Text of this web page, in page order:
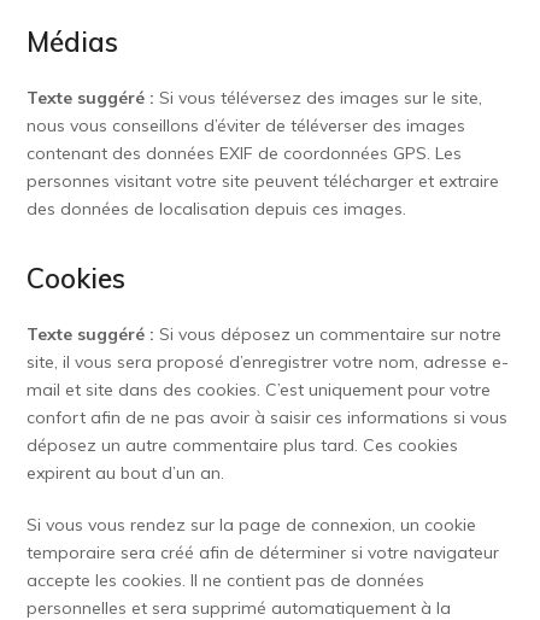
Médias
Texte suggéré :Si vous téléversez des images sur le site,
nous vous conseillons d’éviter de téléverser des images
contenant des données EXIF de coordonnées GPS. Les
personnes visitant votre site peuvent télécharger et extraire
des données de localisation depuis ces images.
Cookies
Texte suggéré :Si vous déposez un commentaire sur notre
site, il vous sera proposé d’enregistrer votre nom, adresse e-
mail et site dans des cookies. C’est uniquement pour votre
confort afin de ne pas avoir à saisir ces informations si vous
déposez un autre commentaire plus tard. Ces cookies
expirent au bout d’un an.
Si vous vous rendez sur la page de connexion, un cookie
temporaire sera créé afin de déterminer si votre navigateur
accepte les cookies. Il ne contient pas de données
personnelles et sera supprimé automatiquement à la